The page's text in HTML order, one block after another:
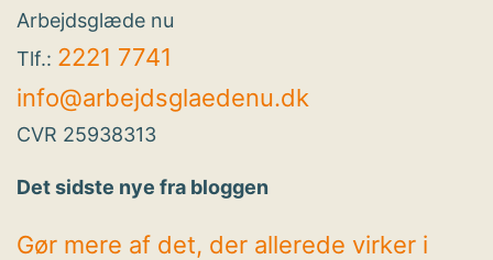
Arbejdsglæde nu
Tlf.: 2221 7741
info@arbejdsglaedenu.dk
CVR 25938313
Det sidste nye fra bloggen
Gør mere af det, der allerede virker i